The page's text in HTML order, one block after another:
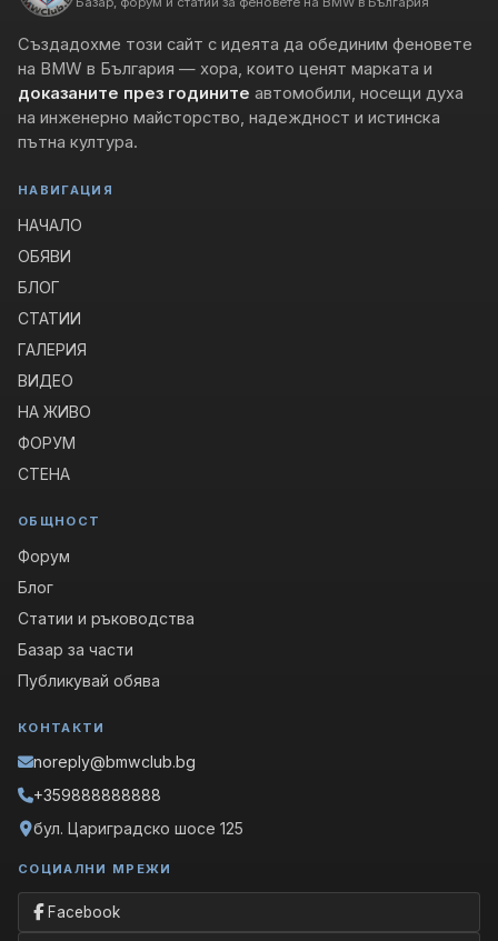
Създадохме този сайт с идеята да обединим феновете
на BMW в България — хора, които ценят марката и
доказаните през годините автомобили, носещи духа
на инженерно майсторство, надеждност и истинска
пътна култура.
НАВИГАЦИЯ
НАЧАЛО
ОБЯВИ
БЛОГ
СТАТИИ
ГАЛЕРИЯ
ВИДЕО
НА ЖИВО
ФОРУМ
СТЕНА
ОБЩНОСТ
Форум
Блог
Статии и ръководства
Базар за части
Публикувай обява
КОНТАКТИ
noreply@bmwclub.bg
+359888888888
бул. Цариградско шосе 125
СОЦИАЛНИ МРЕЖИ
Facebook